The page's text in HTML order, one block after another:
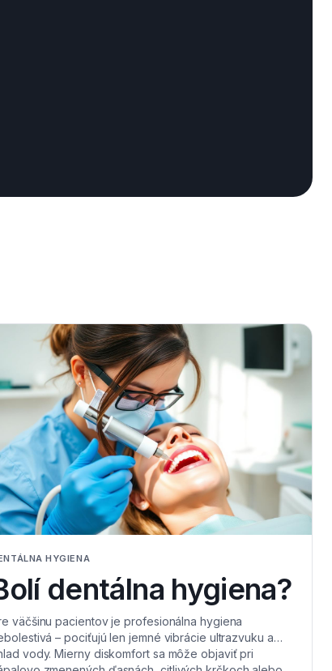
HYGIENA
dentálna hygiena?
väčšinu pacientov je profesionálna hygiena
– pociťujú len jemné vibrácie ultrazvuku a
vody. Mierny diskomfort sa môže objaviť pri